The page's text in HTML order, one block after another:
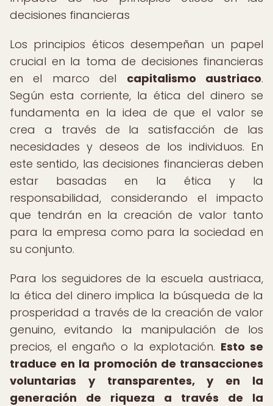
decisiones financieras
Los principios éticos desempeñan un papel
crucial en la toma de decisiones financieras
en el marco del capitalismo austriaco.
Según esta corriente, la ética del dinero se
fundamenta en la idea de que el valor se
crea a través de la satisfacción de las
necesidades y deseos de los individuos. En
este sentido, las decisiones financieras deben
estar basadas en la ética y la
responsabilidad, considerando el impacto
que tendrán en la creación de valor tanto
para la empresa como para la sociedad en
su conjunto.
Para los seguidores de la escuela austriaca,
la ética del dinero implica la búsqueda de la
prosperidad a través de la creación de valor
genuino, evitando la manipulación de los
precios, el engaño o la explotación. Esto se
traduce en la promoción de transacciones
voluntarias y transparentes, y en la
generación de riqueza a través de la